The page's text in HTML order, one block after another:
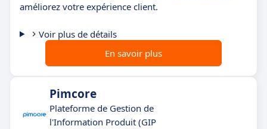
améliorez votre expérience client.
Voir plus de détails
En savoir plus
Pimcore
Plateforme de Gestion de
l'Information Produit (GIP